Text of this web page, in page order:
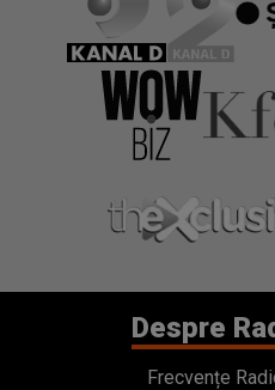
Despre
Frecvențe